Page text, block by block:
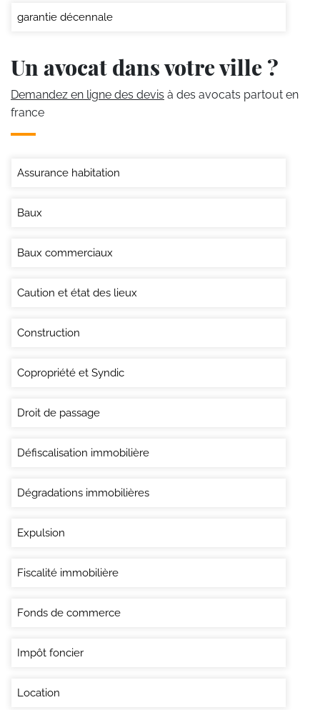
garantie décennale
Un avocat dans votre ville ?
Demandez en ligne des devis à des avocats partout en
france
Assurance habitation
Baux
Baux commerciaux
Caution et état des lieux
Construction
Copropriété et Syndic
Droit de passage
Défiscalisation immobilière
Dégradations immobilières
Expulsion
Fiscalité immobilière
Fonds de commerce
Impôt foncier
Location